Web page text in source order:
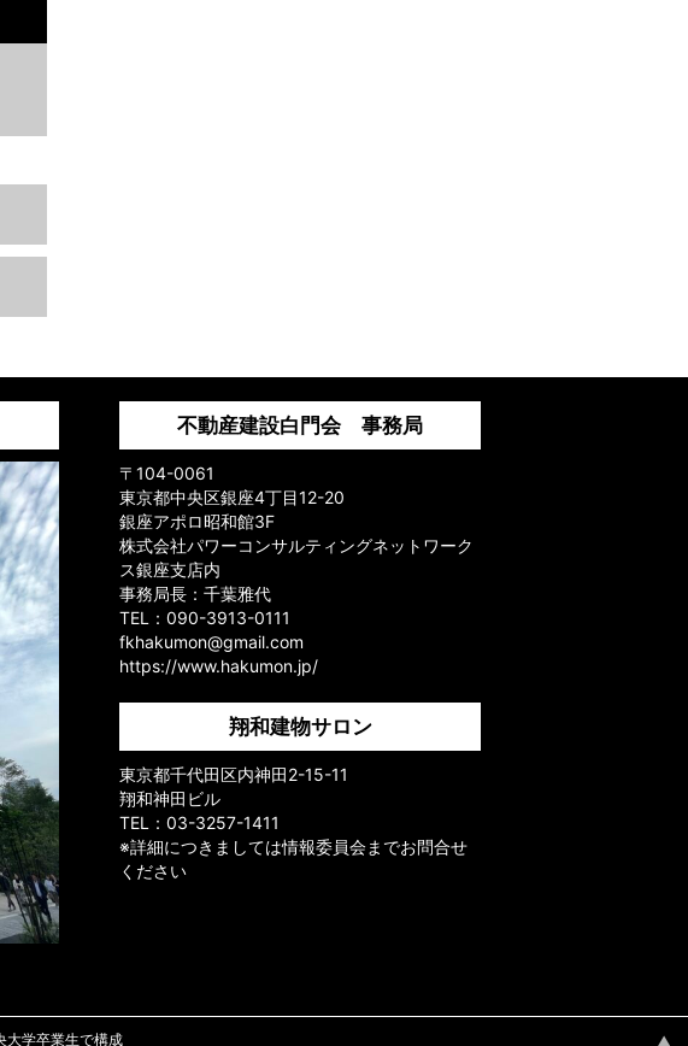
不動産建設白門会 事務局
〒104-0061
東京都中央区銀座4丁目12-20
銀座アポロ昭和館3F
株式会社パワーコンサルティングネットワーク
ス銀座支店内
事務局長：千葉雅代
TEL：090-3913-0111
fkhakumon@gmail.com
https://www.hakumon.jp/
翔和建物サロン
東京都千代田区内神田2-15-11
翔和神田ビル
TEL：03-3257-1411
※詳細につきましては情報委員会までお問合せ
ください
学卒業生で構成